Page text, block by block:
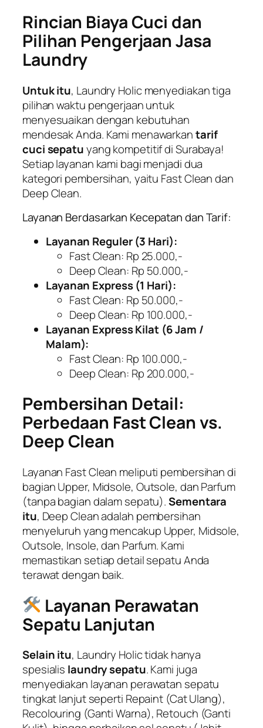
Rincian Biaya Cuci dan
Pilihan Pengerjaan Jasa
Laundry
Untuk itu, Laundry Holic menyediakan tiga
pilihan waktu pengerjaan untuk
menyesuaikan dengan kebutuhan
mendesak Anda. Kami menawarkantarif
cuci sepatuyang kompetitif di Surabaya!
Setiap layanan kami bagi menjadi dua
kategori pembersihan, yaitu Fast Cleandan
Deep Clean.
Layanan Berdasarkan Kecepatan dan Tarif:
Layanan Reguler (3 Hari):
Fast Clean: Rp 25.000,-
Deep Clean: Rp 50.000,-
Layanan Express (1 Hari):
Fast Clean: Rp 50.000,-
Deep Clean: Rp 100.000,-
Layanan Express Kilat (6 Jam /
Malam):
Fast Clean: Rp 100.000,-
Deep Clean: Rp 200.000,-
Pembersihan Detail:
Perbedaan Fast Clean vs.
Deep Clean
Layanan Fast Clean meliputi pembersihan di
bagianUpper, Midsole, Outsole, dan Parfum
(tanpa bagian dalam sepatu).Sementara
itu, Deep Cleanadalah pembersihan
menyeluruh yang mencakup Upper, Midsole,
Outsole, Insole, dan Parfum. Kami
memastikan setiap detail sepatu Anda
terawat dengan baik.
Layanan Perawatan
Sepatu Lanjutan
Selain itu, Laundry Holic tidak hanya
spesialis laundry sepatu. Kami juga
menyediakan layanan perawatan sepatu
tingkat lanjut seperti Repaint (Cat Ulang),
Recolouring (Ganti Warna), Retouch (Ganti